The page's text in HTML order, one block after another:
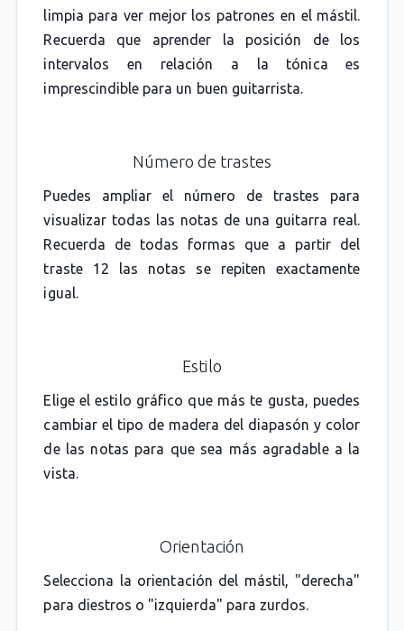
limpia para ver mejor los patrones en el mástil.
Recuerda que aprender la posición de los
intervalos en relación a la tónica es
imprescindible para un buen guitarrista.
Número de trastes
Puedes ampliar el número de trastes para
visualizar todas las notas de una guitarra real.
Recuerda de todas formas que a partir del
traste 12 las notas se repiten exactamente
igual.
Estilo
Elige el estilo gráfico que más te gusta, puedes
cambiar el tipo de madera del diapasón y color
de las notas para que sea más agradable a la
vista.
Orientación
Selecciona la orientación del mástil, "derecha"
para diestros o "izquierda" para zurdos.